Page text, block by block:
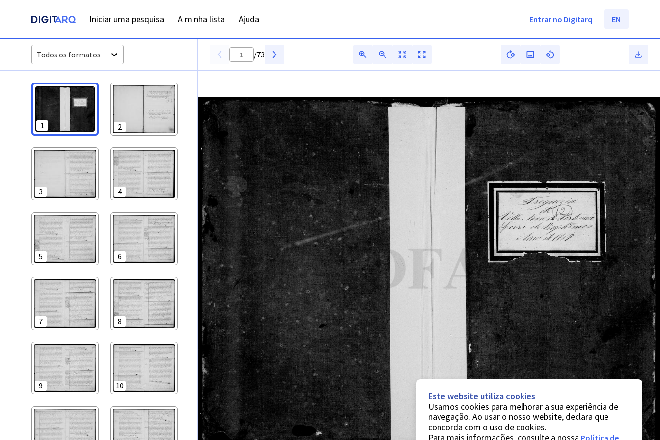
Iniciar uma pesquisa A minha lista Ajuda Entrar no Digitarq EN
Todos os formatos
1 2
3 4
5 6
7 8
9 10
/73
Este website utiliza cookies
Usamos cookies para melhorar a sua experiência de
navegação. Ao usar o nosso website, declara que
concorda com o uso de cookies.
Para mais informações, consulte a nossa Política de